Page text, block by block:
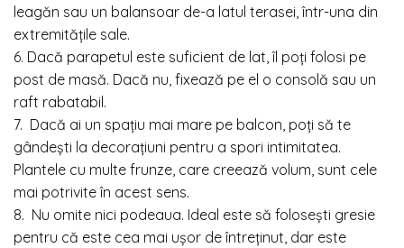
leagăn sau un balansoar de-a latul terasei, într-una din
extremitățile sale.
6. Dacă parapetul este suficient de lat, îl poți folosi pe
post de masă. Dacă nu, fixează pe el o consolă sau un
raft rabatabil.
7. Dacă ai un spațiu mai mare pe balcon, poți să te
gândești la decorațiuni pentru a spori intimitatea.
Plantele cu multe frunze, care creează volum, sunt cele
mai potrivite în acest sens.
8. Nu omite nici podeaua. Ideal este să folosești gresie
pentru că este cea mai ușor de întreținut, dar este